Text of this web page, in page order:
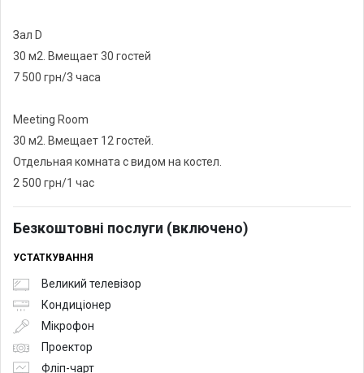
Зал D
30 м2. Вмещает 30 гостей
7 500 грн/3 часа
Meeting Room
30 м2. Вмещает 12 гостей.
Отдельная комната с видом на костел.
2 500 грн/1 час
Безкоштовні послуги (включено)
УСТАТКУВАННЯ
Великий телевізор
Кондиціонер
Мікрофон
Проектор
Фліп-чарт